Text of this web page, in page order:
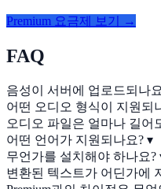
Premium 요금제 보기 →
FAQ
음성이 서버에 업로드되나
어떤 오디오 형식이 지원되
오디오 파일은 얼마나 길어
어떤 언어가 지원되나요? ▾
무언가를 설치해야 하나요?
변환된 텍스트가 어딘가에